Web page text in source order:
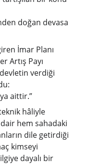
doğan devasa
İmar Planı
Artış Payı
verdiği
aittir.”
hâliyle
hem sahadaki
dile getirdiği
kimseyi
dayalı bir